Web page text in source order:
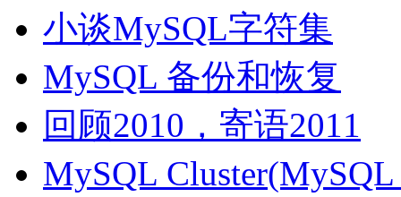
小谈MySQL字符集
MySQL 备份和恢复
回顾2010，寄语2011
MySQL